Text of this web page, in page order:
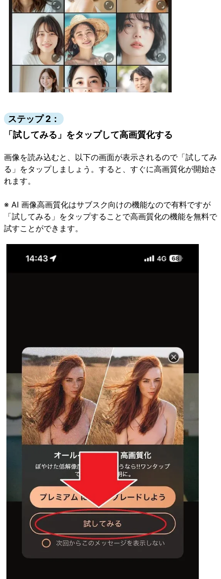
ステップ 2：
「試してみる」をタップして高画質化する
画像を読み込むと、以下の画面が表示されるので「試してみ
る」をタップしましょう。すると、すぐに高画質化が開始さ
れます。
※ AI 画像高画質化はサブスク向けの機能なので有料ですが
「試してみる」をタップすることで高画質化の機能を無料で
試すことができます。